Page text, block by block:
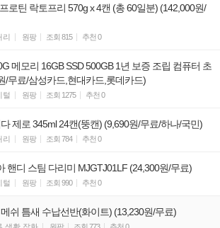
로틴 락토프리 570g x 4캔 (총 60일분) (142,000원/
리 원팡 조회 815 추천 0
메모리 16GB SSD 500GB 1년 보증 조립 컴퓨터 초
/무료/삼성카드,현대카드,롯데카드)
털 원팡 조회 1275 추천 0
제로 345ml 24캔(뚱캔) (9,690원/무료/하나/국민)
리 원팡 조회 784 추천 0
핸디 스팀 다리미 MJGTJ01LF (24,300원/무료)
털 원팡 조회 990 추천 0
쉬 틈새 수납선반(화이트) (13,230원/무료)